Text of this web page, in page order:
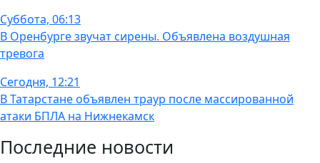
Суббота, 06:13
В Оренбурге звучат сирены. Объявлена воздушная
тревога
Сегодня, 12:21
В Татарстане объявлен траур после массированной
атаки БПЛА на Нижнекамск
Последние новости